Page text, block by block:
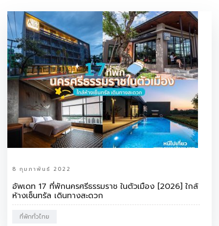
8 กุมภาพันธ์ 2022
อัพเดท 17 ที่พักนครศรีธรรมราช ในตัวเมือง [2026] ใกล้
ห้างเซ็นทรัล เดินทางสะดวก
ที่พักทั่วไทย